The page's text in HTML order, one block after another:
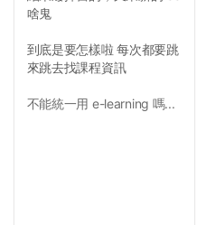
啥鬼
到底是要怎樣啦 每次都要跳
來跳去找課程資訊
不能統一用 e-learning 嗎...